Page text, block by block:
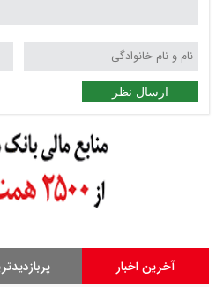
ارسال نظر
آخرین اخبار